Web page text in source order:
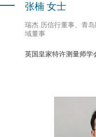
张楠 女士
瑞杰.历信行董事、青
域董事
英国皇家特许测量师学